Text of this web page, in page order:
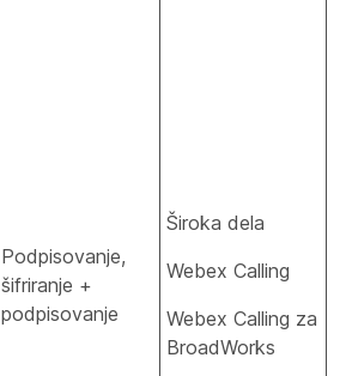
Podpisovanje,
šifriranje +
podpisovanje
Široka dela
Webex Calling
Webex Calling za
BroadWorks